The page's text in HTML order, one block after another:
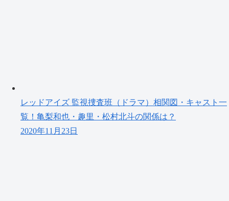
レッドアイズ 監視捜査班（ドラマ）相関図・キャスト一
覧！亀梨和也・趣里・松村北斗の関係は？
2020年11月23日